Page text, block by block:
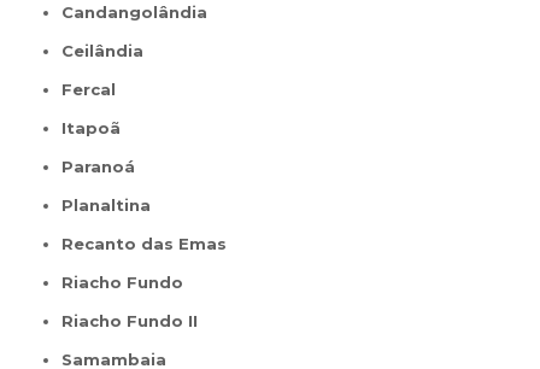
Candangolândia
Ceilândia
Fercal
Itapoã
Paranoá
Planaltina
Recanto das Emas
Riacho Fundo
Riacho Fundo II
Samambaia